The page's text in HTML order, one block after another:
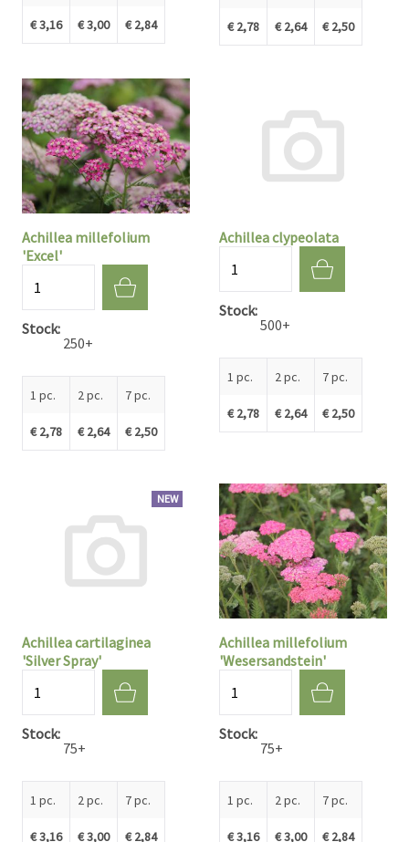
€ 3,16 € 3,00 € 2,84 € 2,78 € 2,64 € 2,50
Achillea millefolium
'Excel'
Stock
250+
1 pc.
€ 2,78
2 pc.
€ 2,64
7 pc.
€ 2,50
Achillea clypeolata
Stock
500+
1 pc.
€ 2,78
2 pc.
€ 2,64
7 pc.
€ 2,50
NEW
Achillea cartilaginea
'Silver Spray'
Stock
75+
1 pc.
€ 3,16
2 pc.
€ 3,00
7 pc.
€ 2,84
Achillea millefolium
'Wesersandstein'
Stock
75+
1 pc.
€ 3,16
2 pc.
€ 3,00
7 pc.
€ 2,84